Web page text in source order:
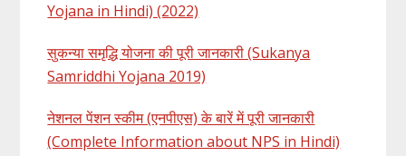
Yojana in Hindi) (2022)
सुकन्या समृद्धि योजना की पूरी जानकारी (Sukanya
Samriddhi Yojana 2019)
नेशनल पेंशन स्कीम (एनपीएस) के बारें में पूरी जानकारी
(Complete Information about NPS in Hindi)